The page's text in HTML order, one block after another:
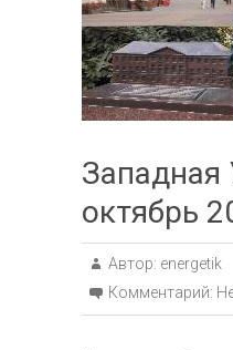
Западная
октябрь
Автор: energetik
Комментарий: